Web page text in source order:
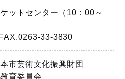
ットセンター（10：00～
33-3830
市芸術文化振興財団
育委員会